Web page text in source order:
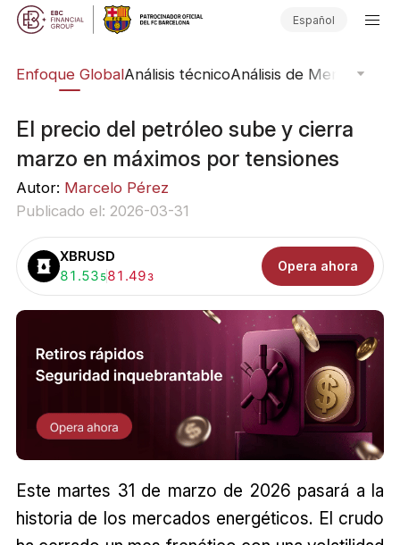
Español
Enfoque GlobalAnálisis técnicoAnálisis de Mercado
El precio del petróleo sube y cierra
marzo en máximos por tensiones
Autor: Marcelo Pérez
Publicado el: 2026-03-31
XBRUSD
Comprar:
81.53 5Vender:
81.49 3
Opera ahora
Este martes 31 de marzo de 2026 pasará a la
historia de los mercados energéticos. El crudo